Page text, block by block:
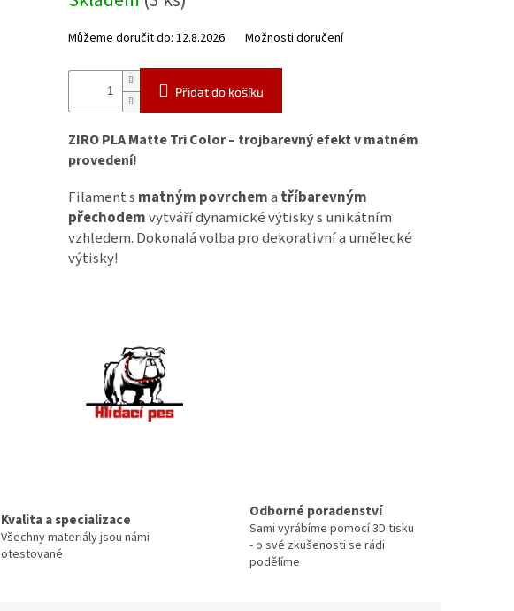
Můžeme doručit do: 12.8.2026 Možnosti doručení
Přidat do košíku
ZIRO PLA Matte Tri Color – trojbarevný efekt v matném
provedení!
Filament s matným povrchema tříbarevným
přechodemvytváří dynamické výtisky s unikátním
vzhledem. Dokonalá volba pro dekorativní a umělecké
výtisky!
Kvalita a specializace
Všechny materiály jsou námi
otestované
Odborné poradenství
Sami vyrábíme pomocí 3D tisku
- o své zkušenosti se rádi
podělíme